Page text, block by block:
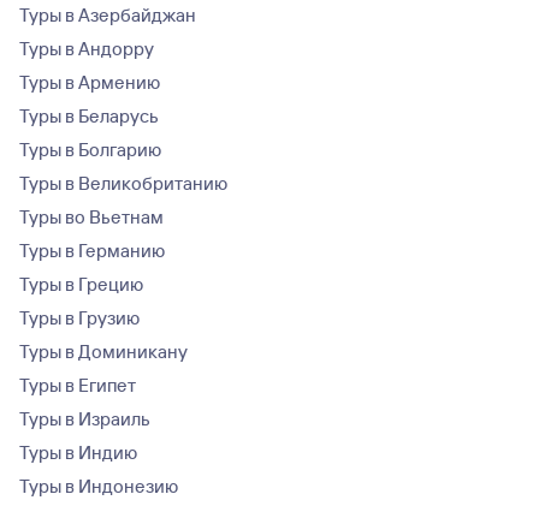
Туры в Азербайджан
Туры в Андорру
Туры в Армению
Туры в Беларусь
Туры в Болгарию
Туры в Великобританию
Туры во Вьетнам
Туры в Германию
Туры в Грецию
Туры в Грузию
Туры в Доминикану
Туры в Египет
Туры в Израиль
Туры в Индию
Туры в Индонезию